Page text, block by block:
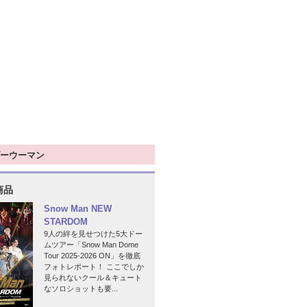
ウーマン
品
Snow Man NEW
STARDOM
9人の絆を見せつけた5大ドー
ムツアー「Snow Man Dome
Tour 2025-2026 ON」を徹底
フォトレポート！ ここでしか
見られないクール＆キュート
なソロショットも要...